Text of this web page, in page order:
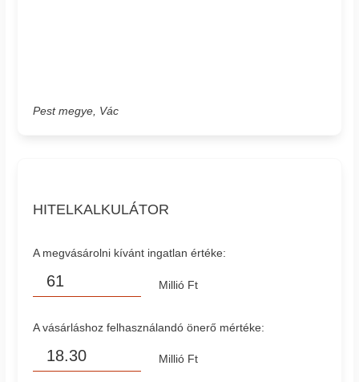
Pest megye, Vác
HITELKALKULÁTOR
A megvásárolni kívánt ingatlan értéke:
Millió Ft
A vásárláshoz felhasználandó önerő mértéke:
Millió Ft